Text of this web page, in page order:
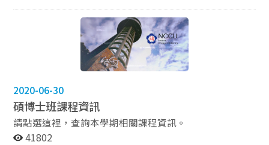
前須修畢畢業學分，並且通過資格考考試，碩士班學生論
文口試前須通過英語能力檢核，始得申請論文口試。。
（三）選修外院課程（校際選課須經系所同意）以12學分
為限，承認為畢業學分。 （四）學生修習分數，第一學
年每學期不得超過十四學分。 貳、碩士班必修課程 ◆國
(國際組織、政治經濟學、區域研究)。學士班未曾修習過
一學年四學分以上國際公法課程，須至本校學士班補修國
際公法課程。(補修課程不計入畢業學分) ◎必修科目表 ◎
辦理國內校際選課流程 ◎國立政治大學校際選課系統
2020-06-30
碩博士班課程資訊
請點選這裡，查詢本學期相關課程資訊。
41802